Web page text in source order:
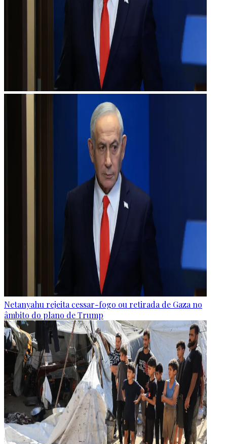
Netanyahu rejeita cessar-fogo ou retirada de Gaza no
âmbito do plano de Trump